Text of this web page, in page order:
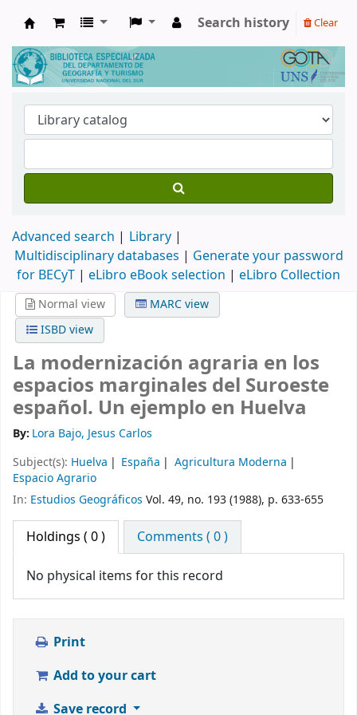
Biblioteca de Geografía y Turismo
Search history Clear
Advanced search
Library
Multidisciplinary databases | Generate your password
for BECyT | eLibro eBook selection | eLibro Collection
Normal view
MARC view
ISBD view
La modernización agraria en los
espacios marginales del Suroeste
español. Un ejemplo en Huelva
By: Lora Bajo, Jesus Carlos
Subject(s): Huelva España
Agricultura Moderna
Espacio Agrario
In: Estudios Geográficos Vol. 49, no. 193 (1988), p. 633-655
Holdings ( 0 ) Comments ( 0 )
No physical items for this record
Print
Add to your cart
Save record